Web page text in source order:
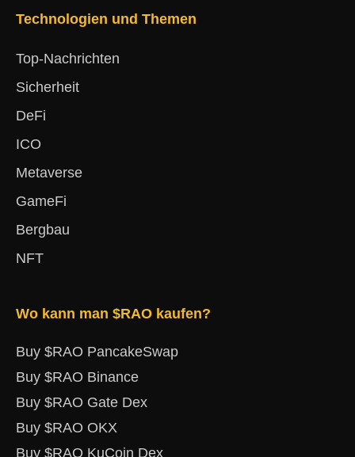
Technologien und Themen
Top-Nachrichten
Sicherheit
DeFi
ICO
Metaverse
GameFi
Bergbau
NFT
Wo kann man $RAO kaufen?
Buy $RAO PancakeSwap
Buy $RAO Binance
Buy $RAO Gate Dex
Buy $RAO OKX
Buy $RAO KuCoin Dex